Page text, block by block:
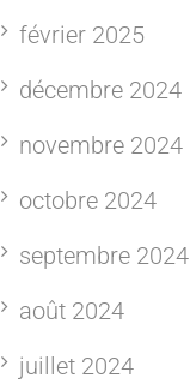
février 2025
décembre 2024
novembre 2024
octobre 2024
septembre 2024
août 2024
juillet 2024